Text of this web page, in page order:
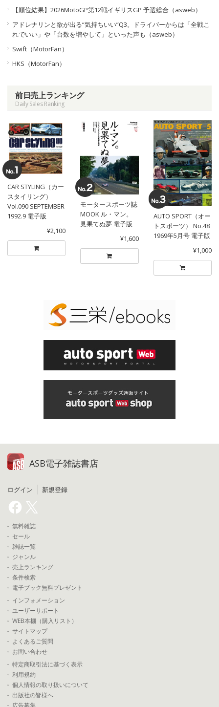
【順位結果】2026MotoGP第12戦イギリスGP 予選総合（asweb）
アドレナリンと欲が出る“気持ちいい”Q3。ドライバーからは「全戦こ
れでいい」や「台数を増やして」といった声も（asweb）
Swift（MotorFan）
HKS（MotorFan）
前日売上ランキング
Daily Sales Ranking
CAR STYLING（カー
スタイリング）
Vol.090 SEPTEMBER
1992.9 電子版
¥2,100
モータースポーツ誌
MOOK ル・マン。
見果てぬ夢 電子版
¥1,600
AUTO SPORT（オー
トスポーツ） No.48
1969年5月号 電子版
¥1,000
ASB電子雑誌書店
ログイン 新規登録
無料雑誌
セール
雑誌一覧
ジャンル
売上ランキング
条件検索
電子ブック無料プレゼント
インフォメーション
ユーザーサポート
WEB本棚（購入リスト）
サイトマップ
よくあるご質問
お問い合わせ
特定商取引法に基づく表示
利用規約
個人情報の取り扱いについて
出版社の皆様へ